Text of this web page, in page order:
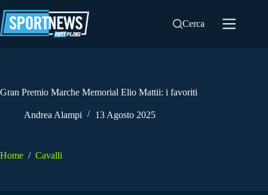
al
contenuto
Cerca
Gran Premio Marche Memorial Elio Mattii: i favoriti
Andrea Alampi 13 Agosto 2025
Home / Cavalli